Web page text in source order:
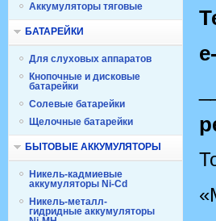
Аккумуляторы тяговые
БАТАРЕЙКИ
Для слуховых аппаратов
Кнопочные и дисковые
батарейки
Солевые батарейки
Щелочные батарейки
БЫТОВЫЕ АККУМУЛЯТОРЫ
Никель-кадмиевые
аккумуляторы Ni-Cd
Никель-металл-
гидридные аккумуляторы